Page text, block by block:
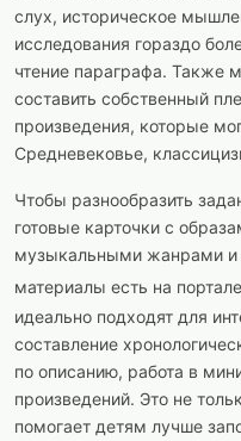
слух, историческое
исследования гораздо
чтение параграфа. Также
составить собственный
произведения, которые
Средневековье,
Чтобы разнообразить
готовые карточки с
музыкальными жанрами и
материалы есть на портале
идеально подходят для
составление
по описанию, работа в
произведений. Это не
помогает детям лучше